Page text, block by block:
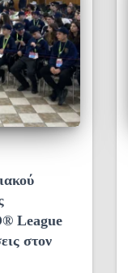
League
στον